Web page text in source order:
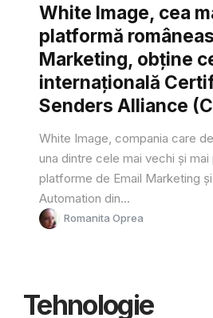
White Image, cea
platformă
Marketing, obține
internațională
Senders Alliance
White Image, compania care
una dintre cele mai vechi și
platforme de Email Marketing
Automation din...
Romanita Oprea
Tehnologie